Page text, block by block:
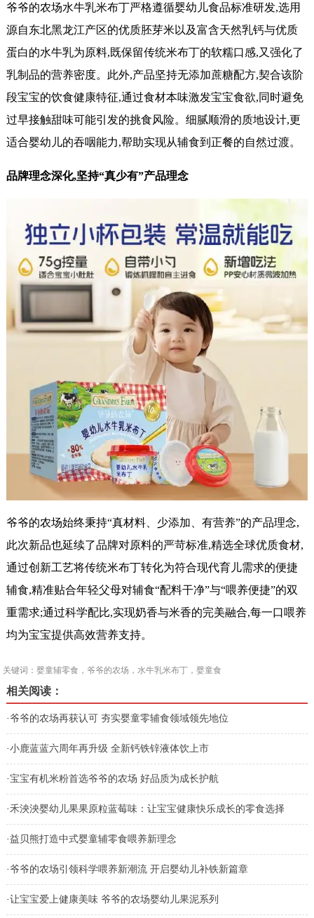
爷爷的农场水牛乳米布丁严格遵循婴幼儿食品标准研发,选用
源自东北黑龙江产区的优质胚芽米以及富含天然乳钙与优质
蛋白的水牛乳为原料,既保留传统米布丁的软糯口感,又强化了
乳制品的营养密度。此外,产品坚持无添加蔗糖配方,契合该阶
段宝宝的饮食健康特征,通过食材本味激发宝宝食欲,同时避免
过早接触甜味可能引发的挑食风险。细腻顺滑的质地设计,更
适合婴幼儿的吞咽能力,帮助实现从辅食到正餐的自然过渡。
品牌理念深化,坚持“真少有”产品理念
爷爷的农场始终秉持“真材料、少添加、有营养”的产品理念,
此次新品也延续了品牌对原料的严苛标准,精选全球优质食材,
通过创新工艺将传统米布丁转化为符合现代育儿需求的便捷
辅食,精准贴合年轻父母对辅食“配料干净”与“喂养便捷”的双
重需求;通过科学配比,实现奶香与米香的完美融合,每一口喂养
均为宝宝提供高效营养支持。
关键词：婴童辅零食，爷爷的农场，水牛乳米布丁，婴童食
品
相关阅读：
·爷爷的农场再获认可 夯实婴童零辅食领域领先地位
·小鹿蓝蓝六周年再升级 全新钙铁锌液体饮上市
·宝宝有机米粉首选爷爷的农场 好品质为成长护航
·禾泱泱婴幼儿果果原粒蓝莓味：让宝宝健康快乐成长的零食选择
·益贝熊打造中式婴童辅零食喂养新理念
·爷爷的农场引领科学喂养新潮流 开启婴幼儿补铁新篇章
·让宝宝爱上健康美味 爷爷的农场婴幼儿果泥系列